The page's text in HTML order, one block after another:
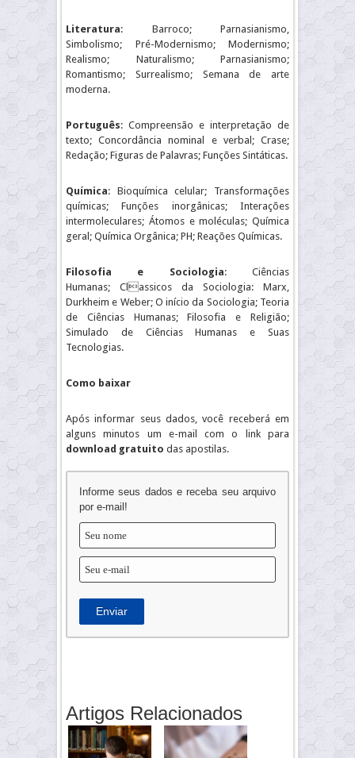
Literatura: Barroco; Parnasianismo,
Simbolismo; Pré-Modernismo; Modernismo;
Realismo; Naturalismo; Parnasianismo;
Romantismo; Surrealismo; Semana de arte
moderna.
Português: Compreensão e interpretação de
texto; Concordância nominal e verbal; Crase;
Redação; Figuras de Palavras; Funções Sintáticas.
Química: Bioquímica celular; Transformações
químicas; Funções inorgânicas; Interações
intermoleculares; Átomos e moléculas; Química
geral; Química Orgânica; PH; Reações Químicas.
Filosofia e Sociologia: Ciências
Humanas; Classicos da Sociologia: Marx,
Durkheim e Weber; O início da Sociologia; Teoria
de Ciências Humanas; Filosofia e Religião;
Simulado de Ciências Humanas e Suas
Tecnologias.
Como baixar
Após informar seus dados, você receberá em
alguns minutos um e-mail com o link para
download gratuito das apostilas.
Informe seus dados e receba seu arquivo
por e-mail!
Enviar
Artigos Relacionados